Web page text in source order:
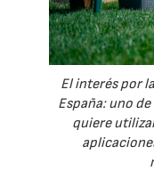
El interés por
España: uno
quiere